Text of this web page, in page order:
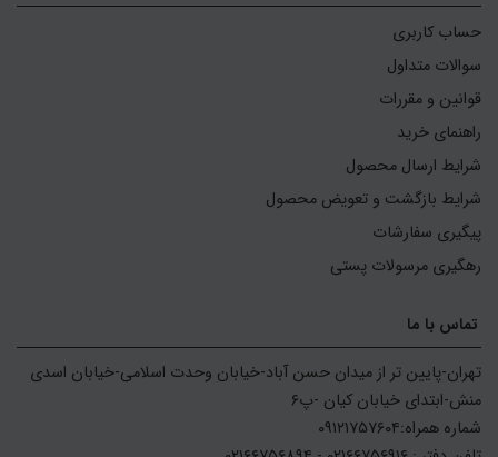
حساب کاربری
سوالات متداول
قوانین و مقررات
راهنمای خرید
شرایط ارسال محصول
شرایط بازگشت و تعویض محصول
پیگیری سفارشات
رهگیری مرسولات پستی
تماس با ما